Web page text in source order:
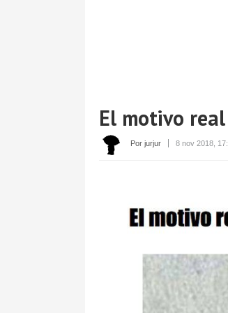
El motivo
Por jurjur 8 nov 2018,